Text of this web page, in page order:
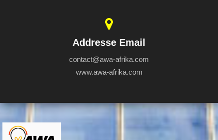
Addresse Email
contact@awa-afrika.com
www.awa-afrika.com